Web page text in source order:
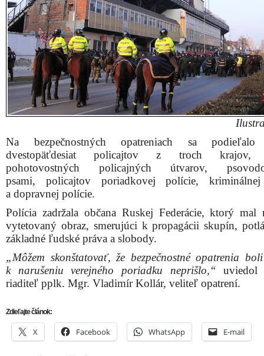
Na bezpečnostných opatreniach sa podieľalo
dvestopäťdesiat policajtov z troch krajov,
pohotovostných policajných útvarov,
psami, policajtov poriadkovej polície,
a dopravnej polície.
Polícia zadržala občana Ruskej Federácie, ktorý mal
vytetovaný obraz, smerujúci k propagácii skupín,
základné ľudské práva a slobody.
„Môžem skonštatovať, že bezpečnostné opatrenia
k narušeniu verejného poriadku neprišlo,“ uviedol
riaditeľ pplk. Mgr. Vladimír Kollár, veliteľ opatrení.
Zdieľajte článok:
X Facebook WhatsApp E-mail